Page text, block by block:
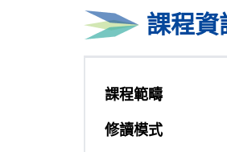
課程資
課程範疇
修讀模式